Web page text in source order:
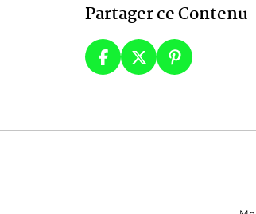
Partager ce Contenu